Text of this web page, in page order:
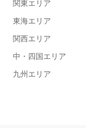
関東エリア
東海エリア
関西エリア
中・四国エリア
九州エリア